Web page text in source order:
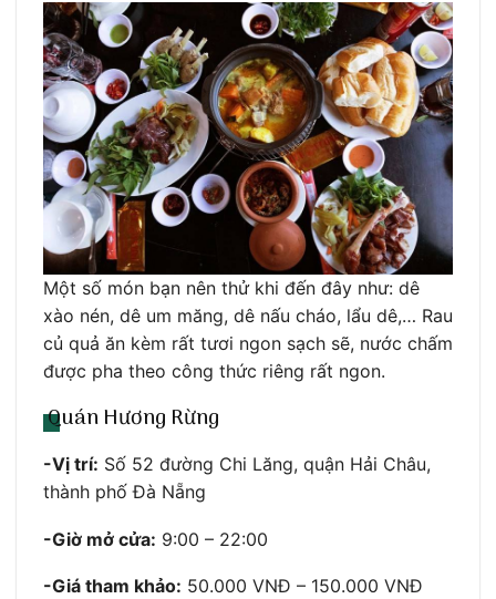
Một số món bạn nên thử khi đến đây như: dê
xào nén, dê um măng, dê nấu cháo, lẩu dê,… Rau
củ quả ăn kèm rất tươi ngon sạch sẽ, nước chấm
được pha theo công thức riêng rất ngon.
Quán Hương Rừng
-Vị trí: Số 52 đường Chi Lăng, quận Hải Châu,
thành phố Đà Nẵng
-Giờ mở cửa: 9:00 – 22:00
-Giá tham khảo: 50.000 VNĐ – 150.000 VNĐ